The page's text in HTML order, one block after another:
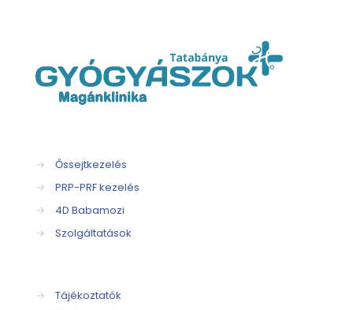
→
Őssejtkezelés
→
PRP-PRF kezelés
→
4D Babamozi
→
Szolgáltatások
→
Tájékoztatók